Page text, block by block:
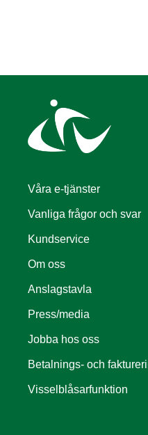
Våra e-tjänster
Vanliga frågor och svar
Kundservice
Om oss
Anslagstavla
Press/media
Jobba hos oss
Betalnings- och
Visselblåsarfunktion